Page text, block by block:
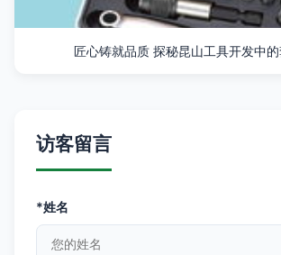
匠心铸就品质 探秘昆山工具开发中
访客留言
*姓名